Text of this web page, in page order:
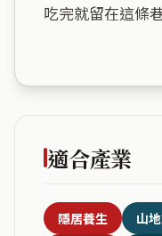
吃完就留在這條
適合產業
隱居養生 山